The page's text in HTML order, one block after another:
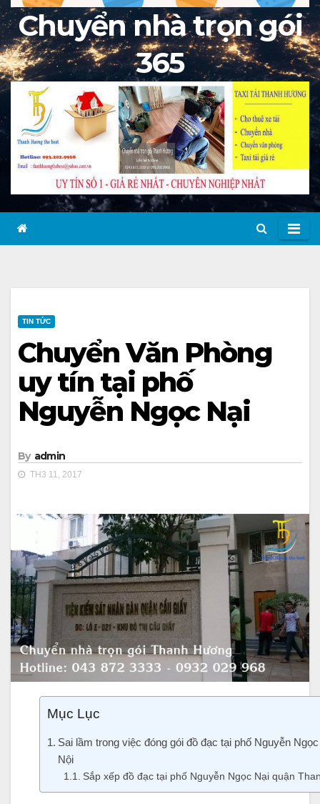
Chuyển nhà trọn gói
365
TIN TỨC
Chuyển Văn Phòng
uy tín tại phố
Nguyễn Ngọc Nại
By admin
TH3 11, 2017
Mục Lục
Sai lầm trong việc đóng gói đồ đạc tại phố Nguyễn
Nội
Sắp xếp đồ đạc tại phố Nguyễn Ngọc Nại quận